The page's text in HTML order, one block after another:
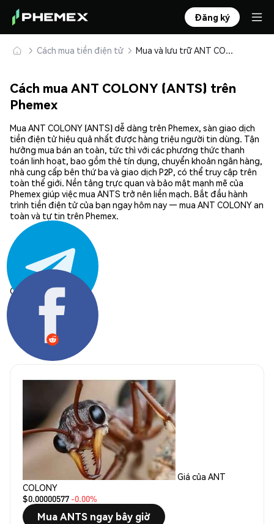
Đăng ký
Cách mua tiền điện tử Mua và lưu trữ ANT COLONY (ANTS) an toàn
Cách mua ANT COLONY (ANTS) trên
Phemex
Mua ANT COLONY (ANTS) dễ dàng trên Phemex, sàn giao dịch
tiền điện tử hiệu quả nhất được hàng triệu người tin dùng. Tận
hưởng mua bán an toàn, tức thì với các phương thức thanh
toán linh hoạt, bao gồm thẻ tín dụng, chuyển khoản ngân hàng,
nhà cung cấp bên thứ ba và giao dịch P2P, có thể truy cập trên
toàn thế giới. Nền tảng trực quan và bảo mật mạnh mẽ của
Phemex giúp việc mua ANTS trở nên liền mạch. Bắt đầu hành
trình tiền điện tử của bạn ngay hôm nay — mua ANT COLONY an
toàn và tự tin trên Phemex.
Chia sẻ:
Giá của ANT
COLONY
$0.00000577 -0.00%
Mua ANTS ngay bây giờ